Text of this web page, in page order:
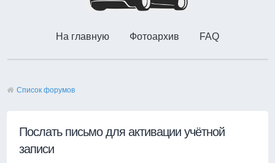
На главную Фотоархив FAQ
Список форумов
Послать письмо для активации учётной
записи